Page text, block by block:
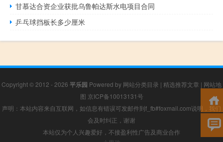
甘慕达合资企业获批乌鲁帕达斯水电项目合同
乒乓球挡板长多少厘米
Copyright © 2012 - 2026 平乐园 Powered by 网站分类目录 | 精选推荐文章 | 网站地
图 京ICP备10013131号
声明：本站内容来自互联网，如信息有错误可发邮件到f_fb#foxmail.com说明，我们
会及时纠正，谢谢
本站仅为个人兴趣爱好，不接盈利性广告及商业合作